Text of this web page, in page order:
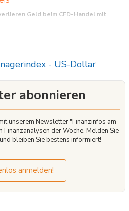
Geld beim CFD-Handel mit
Sie sollten überlegen, ob Sie verstehen,
- US-Dollar
abonnieren
unserem Newsletter "Finanzinfos am
Finanzanalysen der Woche. Melden Sie
bleiben Sie bestens informiert!
anmelden!